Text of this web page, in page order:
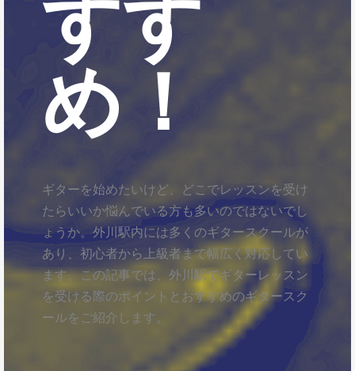
すす
め！
ギターを始めたいけど、どこでレッスンを受け
たらいいか悩んでいる方も多いのではないでし
ょうか。外川駅内には多くのギタースクールが
あり、初心者から上級者まで幅広く対応してい
ます。この記事では、外川駅でギターレッスン
を受ける際のポイントとおすすめのギタースク
ールをご紹介します。